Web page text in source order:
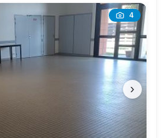
4
›